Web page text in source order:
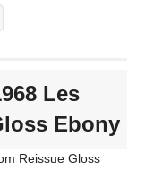
Les
Ebony
Reissue Gloss